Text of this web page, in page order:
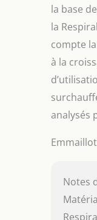
la base
la
compte
à la
analysés
Notes